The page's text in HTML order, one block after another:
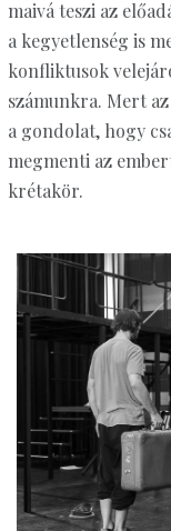
maivá teszi az
a kegyetlenség is
konfliktusok
számunkra. Mert
a gondolat, hogy
megmenti az
krétakör.